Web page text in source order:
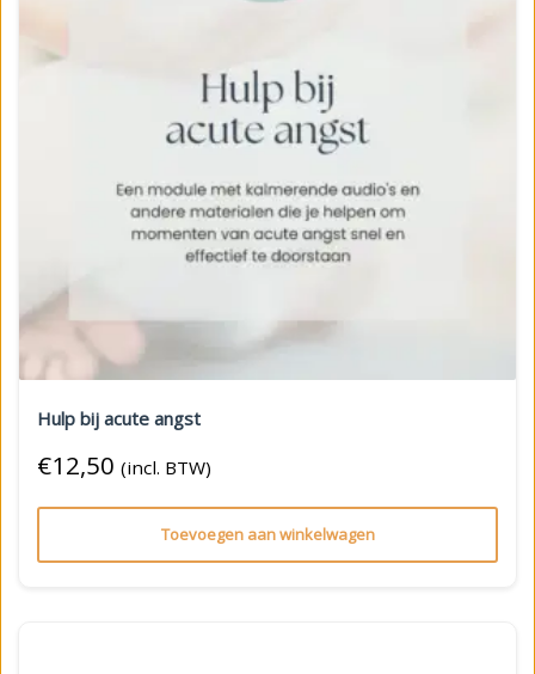
Hulp bij acute angst
€12,50 (incl. BTW)
Toevoegen aan winkelwagen